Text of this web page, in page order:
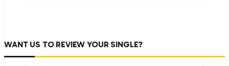
WANT US TO REVIEW YOUR SINGLE?